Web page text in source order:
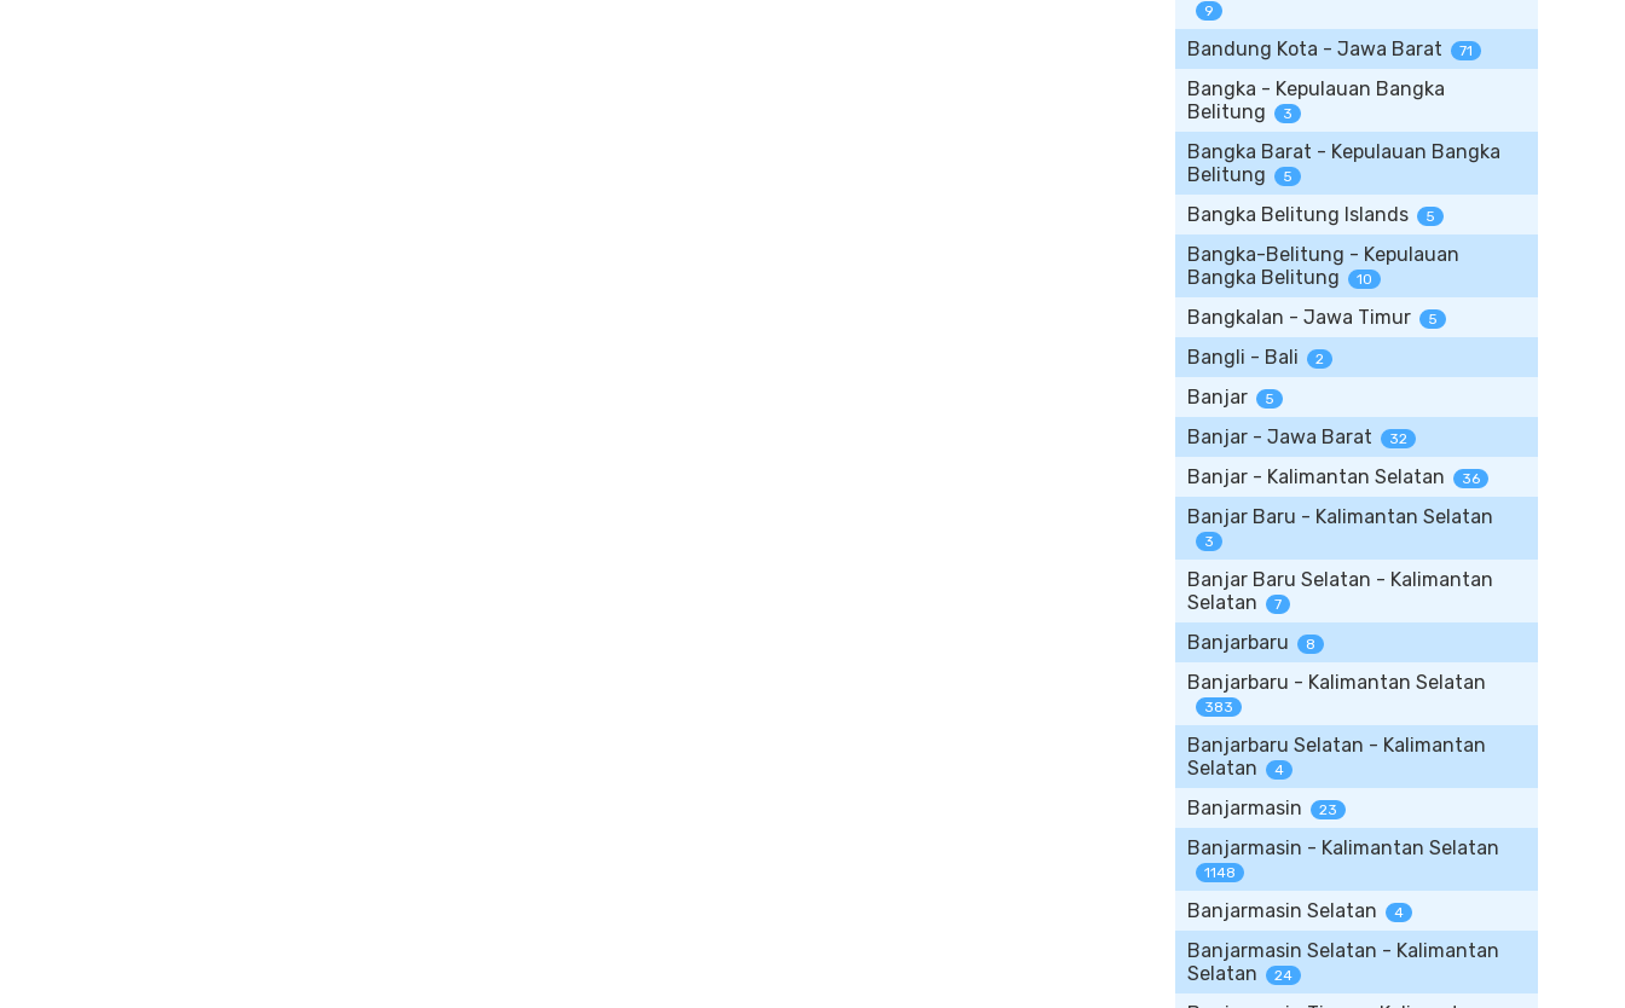
9
Bandung Kota - Jawa Barat 71
Bangka - Kepulauan Bangka
Belitung
3
Bangka Barat - Kepulauan Bangka
Belitung
5
Bangka Belitung Islands 5
Bangka-Belitung - Kepulauan
Bangka Belitung
10
Bangkalan - Jawa Timur 5
Bangli - Bali 2
Banjar 5
Banjar - Jawa Barat 32
Banjar - Kalimantan Selatan 36
Banjar Baru - Kalimantan Selatan
3
Banjar Baru Selatan - Kalimantan
Selatan
7
Banjarbaru 8
Banjarbaru - Kalimantan Selatan
383
Banjarbaru Selatan - Kalimantan
Selatan
4
Banjarmasin 23
Banjarmasin - Kalimantan Selatan
1148
Banjarmasin Selatan 4
Banjarmasin Selatan - Kalimantan
Selatan
24